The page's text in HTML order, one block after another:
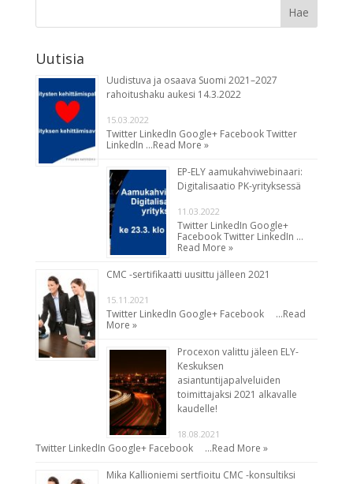
Uutisia
Uudistuva ja osaava Suomi 2021–2027
rahoitushaku aukesi 14.3.2022
15.03.2022
Twitter LinkedIn Google+ Facebook Twitter
LinkedIn …Read More »
EP-ELY aamukahviwebinaari:
Digitalisaatio PK-yrityksessä
11.03.2022
Twitter LinkedIn Google+
Facebook Twitter LinkedIn …
Read More »
CMC -sertifikaatti uusittu jälleen 2021
15.11.2021
Twitter LinkedIn Google+ Facebook …Read
More »
Procexon valittu jäleen ELY-
Keskuksen
asiantuntijapalveluiden
toimittajaksi 2021 alkavalle
kaudelle!
18.08.2021
Twitter LinkedIn Google+ Facebook …Read More »
Mika Kallioniemi sertfioitu CMC -konsultiksi